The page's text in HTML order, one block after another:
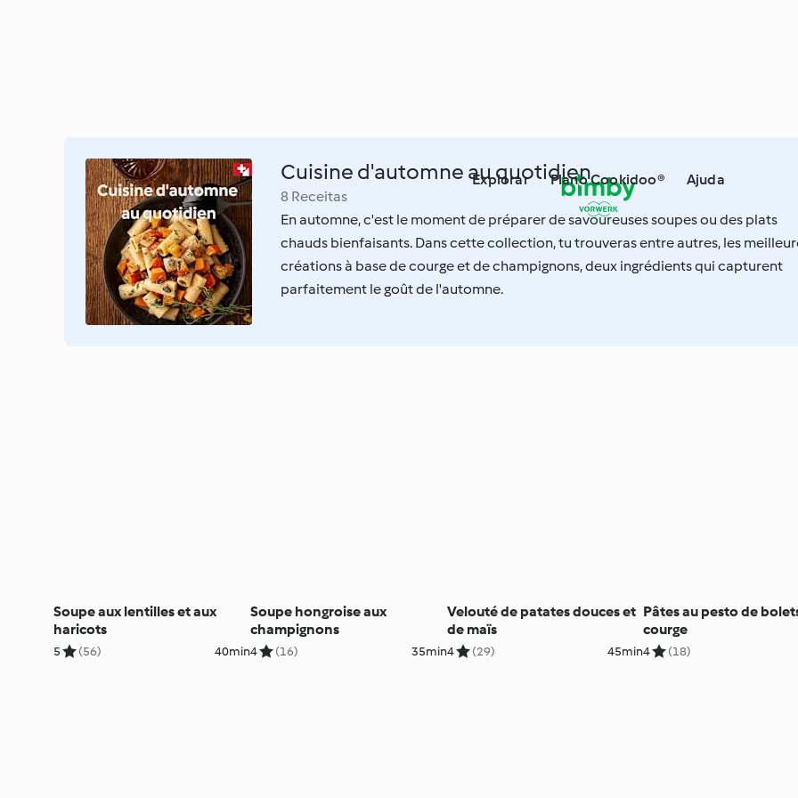
Explorar Plano Cookidoo® Ajuda
Cuisine d'automne au quotidien
8 Receitas
En automne, c'est le moment de préparer de savoureuses soupes ou des plats
chauds bienfaisants. Dans cette collection, tu trouveras entre autres, les
créations à base de courge et de champignons, deux ingrédients qui capturent
parfaitement le goût de l'automne.
Soupe aux lentilles et aux
haricots
5 (56) 40min
Soupe hongroise aux
champignons
4 (16) 35min
Velouté de patates douces et
de maïs
4 (29) 45min
Pâtes au pesto de
courge
4 (18)